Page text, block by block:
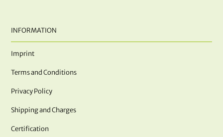
INFORMATION
Imprint
Terms and Conditions
Privacy Policy
Shipping and Charges
Certification